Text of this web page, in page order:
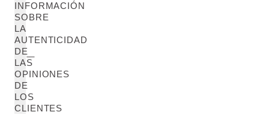
INFORMACIÓN
SOBRE
LA
AUTENTICIDAD
DE
LAS
OPINIONES
DE
LOS
CLIENTES